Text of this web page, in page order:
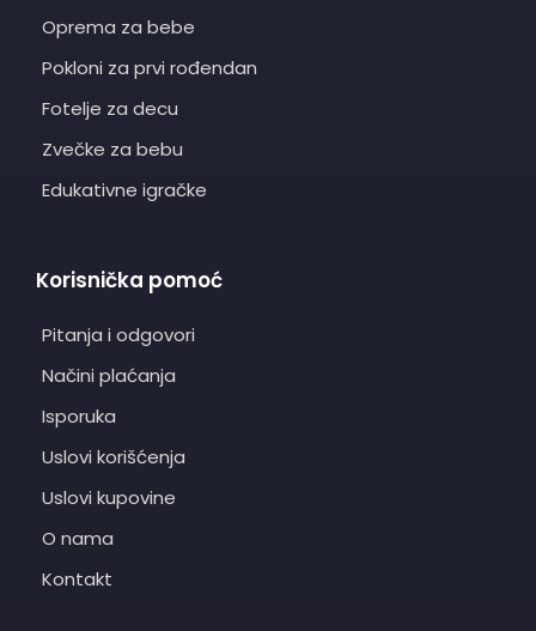
Oprema za bebe
Pokloni za prvi rođendan
Fotelje za decu
Zvečke za bebu
Edukativne igračke
Korisnička pomoć
Pitanja i odgovori
Načini plaćanja
Isporuka
Uslovi korišćenja
Uslovi kupovine
O nama
Kontakt